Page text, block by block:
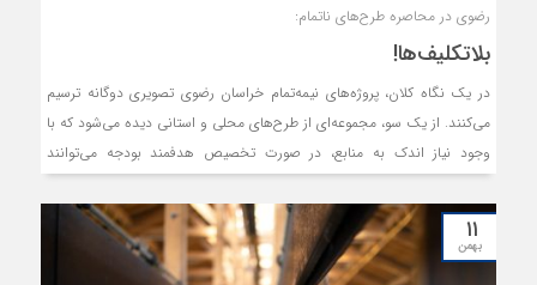
رضوی در محاصره طرح‌های ناتمام:
بلاتکلیف‌ها!
در یک نگاه کلان، پروژه‌های نیمه‌تمام خراسان رضوی تصویری دوگانه ترسیم
می‌کنند. از یک سو، مجموعه‌ای از طرح‌های محلی و استانی دیده می‌شود که با
وجود نیاز اندک به منابع، در صورت تخصیص هدفمند بودجه می‌توانند
به‌سرانجام برسند. در سمت دیگر هم پروژه‌هایی راهبردی و ملی هستند که
تکمیل آن‌ها می‌تواند بر جریان توسعه اقتصادی استان، موثر واقع شود. منابع
رسمی می‌گویند که بیش از ۱۷۰۰ پروژه نیمه‌تمام در استان وجود دارد که برای
اتمام آن‌ها بیش از ۲۶۰ همت اعتبار نیاز است. شمار بالای این طرح‌ها نشان
۱۱
بهمن